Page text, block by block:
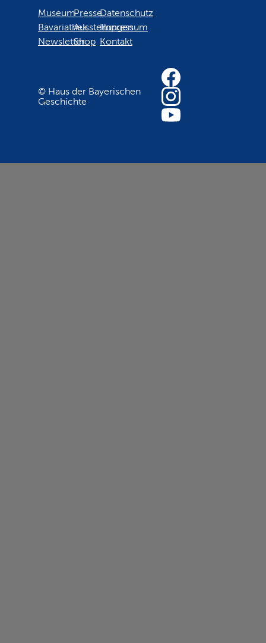
Museum
Bavariathek
Newsletter
Presse
Ausstellungen
Shop
Datenschutz
Impressum
Kontakt
© Haus der Bayerischen
Geschichte